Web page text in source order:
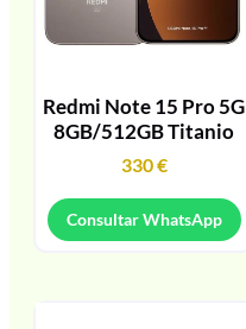
Redmi Note 15 Pro 5G
8GB/512GB Titanio
330€
Consultar WhatsApp